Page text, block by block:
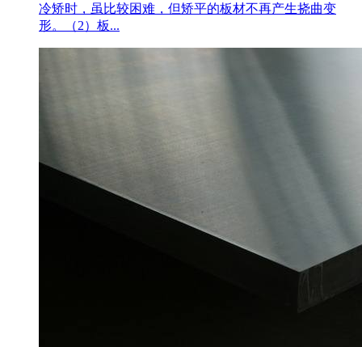
冷矫时，虽比较困难，但矫平的板材不再产生挠曲变
形。（2）板...